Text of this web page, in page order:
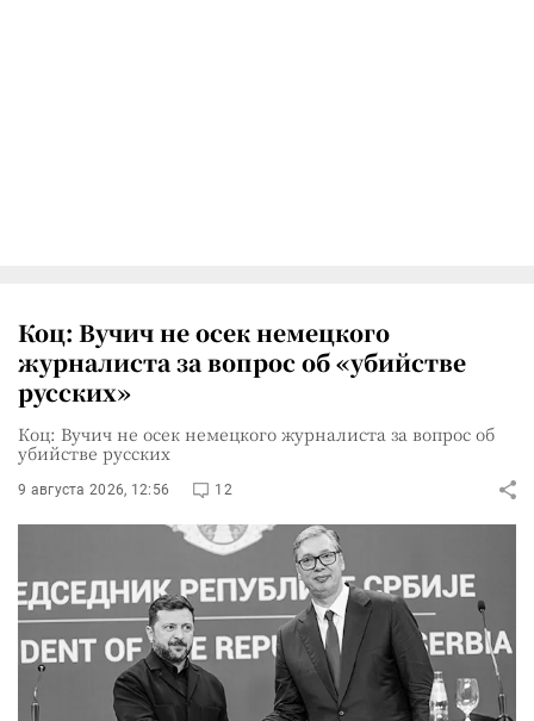
Коц: Вучич не осек немецкого
журналиста за вопрос об «убийстве
русских»
Коц: Вучич не осек немецкого журналиста за вопрос об
убийстве русских
9 августа 2026, 12:56 12